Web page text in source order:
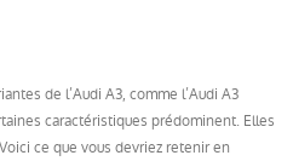
de l’Audi A3, comme l’Audi A3
caractéristiques prédominent. Elles
ce que vous devriez retenir en